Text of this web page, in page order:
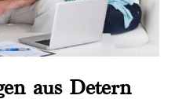
aus Detern